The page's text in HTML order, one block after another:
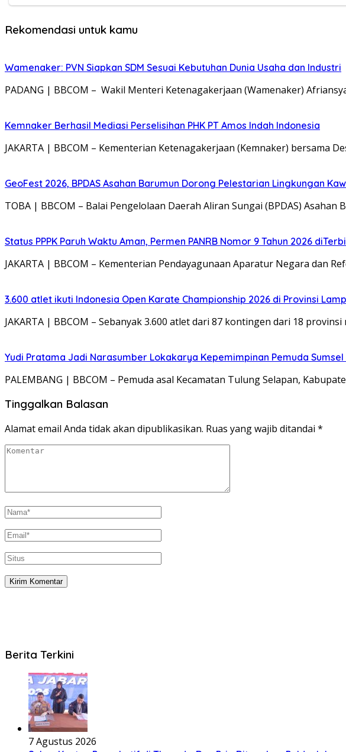
Rekomendasi untuk kamu
Wamenaker: PVN Siapkan SDM Sesuai Kebutuhan Dunia Usaha dan Industri
PADANG | BBCOM – Wakil Menteri Ketenagakerjaan (Wamenaker)
Kemnaker Berhasil Mediasi Perselisihan PHK PT Amos Indah Indonesia
JAKARTA | BBCOM – Kementerian Ketenagakerjaan (Kemnaker) bersama
GeoFest 2026, BPDAS Asahan Barumun Dorong Pelestarian Lingkungan
TOBA | BBCOM – Balai Pengelolaan Daerah Aliran Sungai (BPDAS)
Status PPPK Paruh Waktu Aman, Permen PANRB Nomor 9 Tahun 2026
JAKARTA | BBCOM – Kementerian Pendayagunaan Aparatur Negara dan
3.600 atlet ikuti Indonesia Open Karate Championship 2026 di Provinsi
JAKARTA | BBCOM – Sebanyak 3.600 atlet dari 87 kontingen dari 18
Yudi Pratama Jadi Narasumber Lokakarya Kepemimpinan Pemuda Sumsel
PALEMBANG | BBCOM – Pemuda asal Kecamatan Tulung Selapan,
Tinggalkan Balasan
Alamat email Anda tidak akan dipublikasikan. Ruas yang wajib ditandai *
Berita Terkini
7 Agustus 2026